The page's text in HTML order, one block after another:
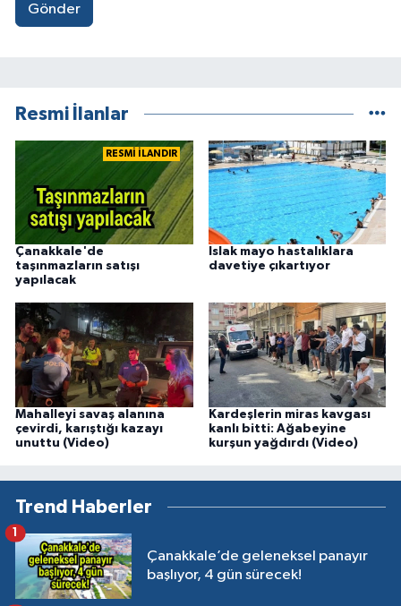
Gönder
Resmi İlanlar
RESMİ İLANDIR
Çanakkale'de
taşınmazların satışı
yapılacak
Islak mayo hastalıklara
davetiye çıkartıyor
Mahalleyi savaş alanına
çevirdi, karıştığı kazayı
unuttu (Video)
Kardeşlerin miras kavgası
kanlı bitti: Ağabeyine
kurşun yağdırdı (Video)
Trend Haberler
Çanakkale’de geleneksel panayır
başlıyor, 4 gün sürecek!
1